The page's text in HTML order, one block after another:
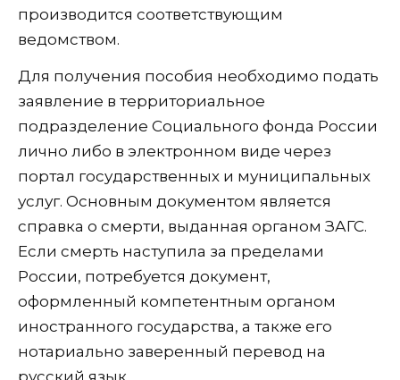
производится соответствующим
ведомством.
Для получения пособия необходимо подать
заявление в территориальное
подразделение Социального фонда России
лично либо в электронном виде через
портал государственных и муниципальных
услуг. Основным документом является
справка о смерти, выданная органом ЗАГС.
Если смерть наступила за пределами
России, потребуется документ,
оформленный компетентным органом
иностранного государства, а также его
нотариально заверенный перевод на